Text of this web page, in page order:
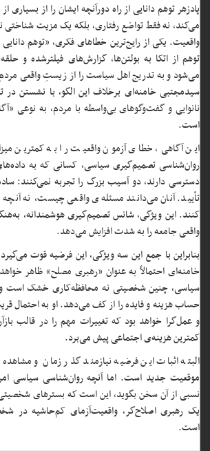
پادزهر توهم دانایی از راه دورآنچه ایشان را از بسیاری
می‌کند، نه فقط تواضع رفتاری، بلکه یک مزیت شناختی
واقعیت. یکی از رایج‌ترین خطاهای فکری، «توهم دانایی
توهم از اتکا به بولتن‌ها، گزارش‌های فیلترشده و
می‌شود و به تدریج اهل سیاست را از زیستِ واقعی مردم
سیدمجتبی خامنه‌ای برخلاف این الگو، با نشستن در
نانوایی و گفت‌وگوهای بی‌واسطه با مردم، به نوعی
است.
این آگاهی، خطای آزمون واقعیت را به کمترین
روان‌شناسی تصمیم‌گیری سیاسی، کسانی که به
دسترسی دارند، دو آسیب بزرگ را تجربه نمی‌کنند:
تأیید. آنان می‌دانند مسئله‌ی واقعی چیست، نه آنچه
کنند. این ویژگی، شانس تصمیم‌گیری هوشمندانه،
واقعی جامعه را به شدت افزایش می‌دهد.
بنابراین با جمع این سه ویژگی، این فرضیه قوت
خامنه‌ای احتمالاً به عنوان «رهبری مصلح» ظاهر
سیاسی، چنین شخصیتی نه محافظه‌کاری خشک است و
حساب هزینه و فایده را از کف می‌دهد. او به احتمال
و عمل‌گرا خواهد بود که تغییرات مهم را در قالب
کمترین هزینه‌ی اجتماعی پیش می‌برد.
البته اثبات این فرضیه نیازمند گذر زمان و
موقعیت جدید است. اما آنچه روان‌شناسی سیاسی امروز
نسبی از آن سخن بگوید، این است که بسترهای
یک رهبری اصلاح‌گر، واقعیت‌آزمای کم‌حاشیه در
است.